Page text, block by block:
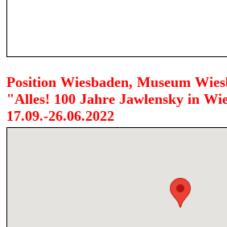
Position Wiesbaden, Museum
"Alles! 100 Jahre Jawlensky in
17.09.-26.06.2022